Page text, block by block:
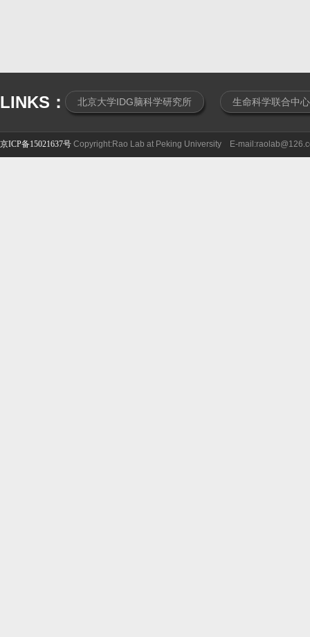
LINKS： 北京大学IDG脑科学研究所 生命科学联合中心
京ICP备15021637号 Copyright:Rao Lab at Peking University E-